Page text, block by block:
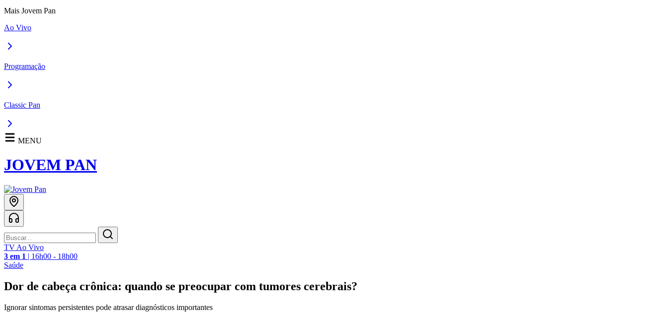
Mais Jovem Pan
Ao Vivo
Programação
Classic Pan
MENU
JOVEM PAN
TV Ao Vivo
3 em 1 | 16h00 - 18h00
Saúde
Dor de cabeça crônica: quando se preocupar com tumores cerebrais?
Ignorar sintomas persistentes pode atrasar diagnósticos importantes